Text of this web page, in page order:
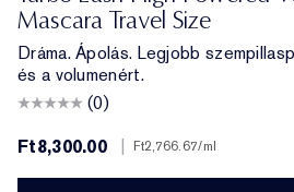
Mascara Travel Size
Dráma. Ápolás. Legjobb
és a volumenért.
(0)
Ft8,300.00
Ft2,766.67/ml